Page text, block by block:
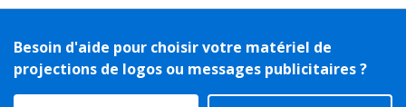
Besoin d'aide pour choisir votre matériel de
projections de logos ou messages publicitaires ?